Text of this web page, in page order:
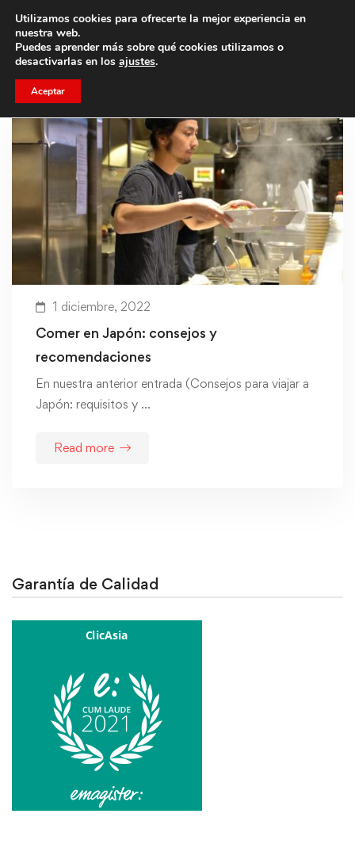
Trae a un amigo y llevaos un total de 75€ de descuento.
1 diciembre, 2022
Comer en Japón: consejos y
recomendaciones
En nuestra anterior entrada (Consejos para viajar a
Japón: requisitos y …
Read more
Garantía de Calidad
Utilizamos cookies para ofrecerte la mejor experiencia en
nuestra web.
Puedes aprender más sobre qué cookies utilizamos o
desactivarlas en los ajustes.
Aceptar